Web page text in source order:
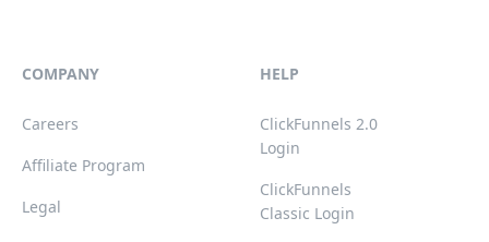
COMPANY
Careers
Affiliate Program
Legal
HELP
ClickFunnels 2.0
Login
ClickFunnels
Classic Login